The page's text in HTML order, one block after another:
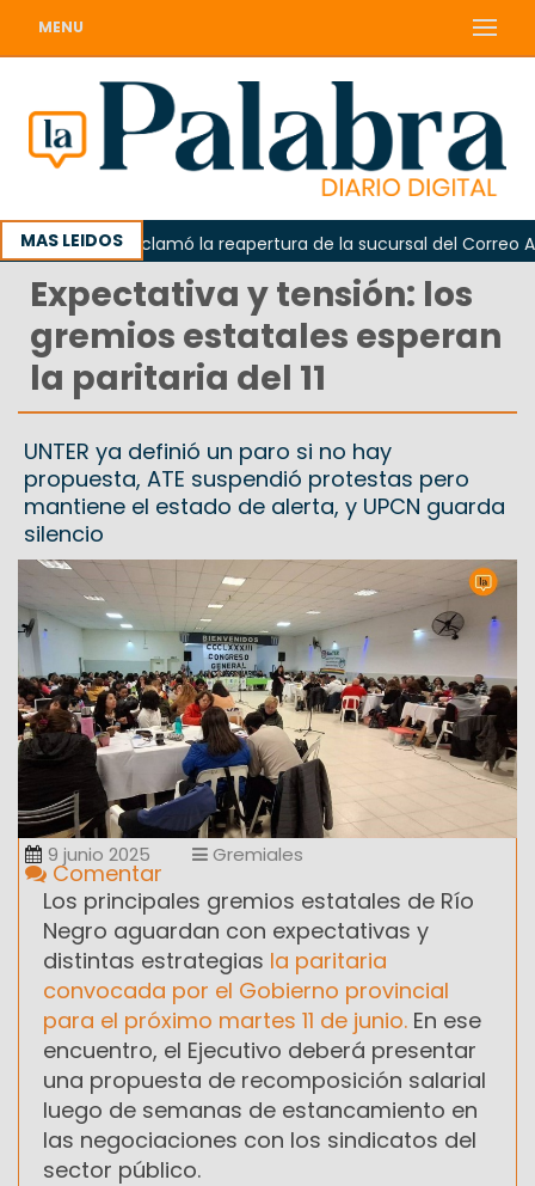
MENU
MAS LEIDOS
Odarda reclamó la reapertura de la sucursal del Correo
Expectativa y tensión: los
gremios estatales esperan
la paritaria del 11
UNTER ya definió un paro si no hay
propuesta, ATE suspendió protestas pero
mantiene el estado de alerta, y UPCN guarda
silencio
9 junio 2025 Gremiales
Comentar
Los principales gremios estatales de Río
Negro aguardan con expectativas y
distintas estrategias la paritaria
convocada por el Gobierno provincial
para el próximo martes 11 de junio. En ese
encuentro, el Ejecutivo deberá presentar
una propuesta de recomposición salarial
luego de semanas de estancamiento en
las negociaciones con los sindicatos del
sector público.